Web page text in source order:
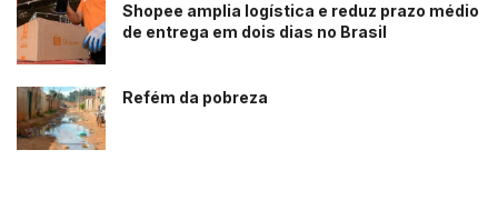
Shopee amplia logística e reduz prazo médio
de entrega em dois dias no Brasil
Refém da pobreza